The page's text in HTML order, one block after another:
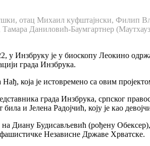
отац Михаил куфштајнски, Филип
Даниловић-Баумгартнер
у Инзбруку је у биоскопу Леокино
града Инзбрука.
која је истовремено са овим
града Инзбрука, српског
била и Јелена Радојчић, коју је као
Диану Будисављевић (рођену Обексер),
Независне Државе Хрватске.